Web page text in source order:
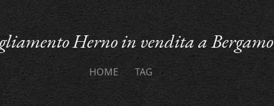
Herno in vendita a Bergamo
HOME TAG